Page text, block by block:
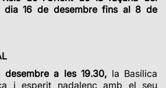
dia 16 de desembre fins al 8 de
a les 19.30, la Basílica
i esperit nadalenc amb el seu